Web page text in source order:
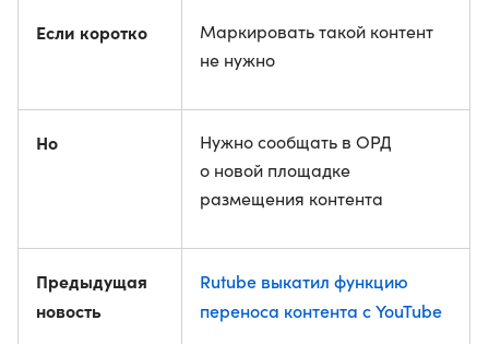
Если коротко
Маркировать такой контент
не нужно
Но
Нужно сообщать в ОРД
о новой площадке
размещения контента
Предыдущая
новость
Rutube выкатил функцию
переноса контента с YouTube